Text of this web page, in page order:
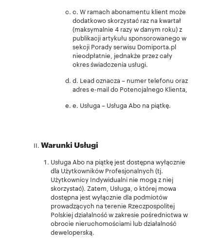
c. W ramach abonamentu klient może
dodatkowo skorzystać raz na kwartał
(maksymalnie 4 razy w danym roku) z
publikacji artykułu sponsorowanego w
sekcji Porady serwisu Domiporta.pl
nieodpłatnie, jednakże przez cały
okres świadczenia usługi.
d. Lead oznacza – numer telefonu oraz
adres e-mail do Potencjalnego Klienta,
e. Usługa – Usługa Abo na piątkę.
Warunki Usługi
Usługa Abo na piątkę jest dostępna wyłącznie
dla Użytkowników Profesjonalnych (tj.
Użytkownicy Indywidualni nie mogą z niej
skorzystać). Zatem, Usługa, o której mowa
dostępna jest wyłącznie dla podmiotów
prowadzących na terenie Rzeczpospolitej
Polskiej działalność w zakresie pośrednictwa w
obrocie nieruchomościami lub działalność
deweloperską.